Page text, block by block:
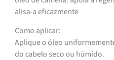
alisa-a eficazmente
Como aplicar:
Aplique o óleo
do cabelo seco ou húmido.